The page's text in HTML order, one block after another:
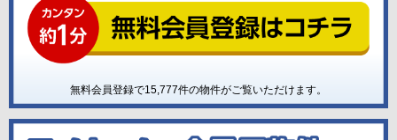
無料会員登録で15,777件の物件がご覧いただけます。